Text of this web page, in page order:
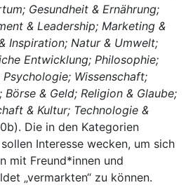
Gesundheit & Ernährung;
& Leadership; Marketing &
Inspiration; Natur & Umwelt;
Entwicklung; Philosophie;
Wissenschaft;
& Geld; Religion & Glaube;
& Kultur; Technologie &
Die in den Kategorien
Interesse wecken, um sich
mit Freund*innen und
„vermarkten“ zu können.